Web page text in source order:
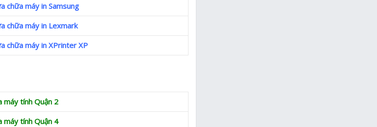
chữa máy in Samsung
chữa máy in Lexmark
chữa máy in XPrinter XP
máy tính Quận 2
máy tính Quận 4